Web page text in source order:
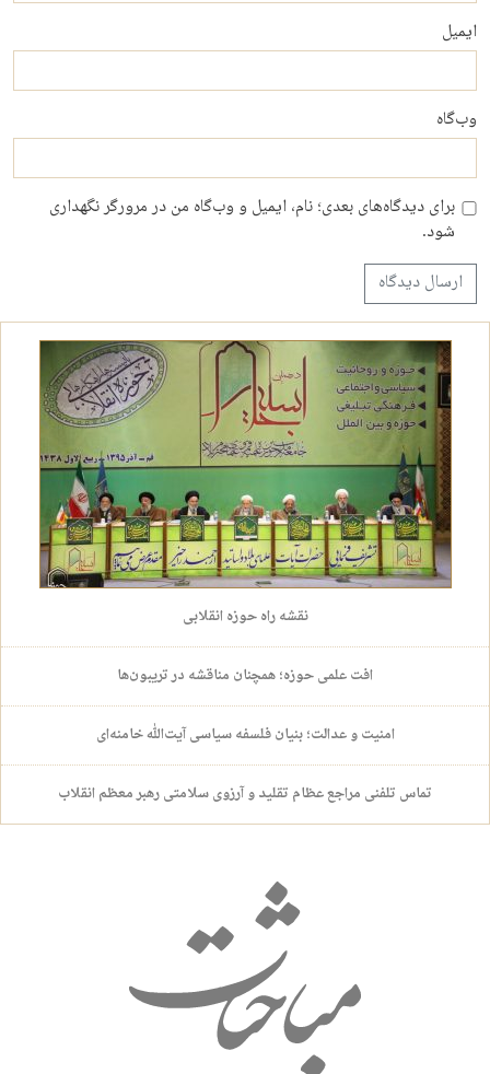
ایمیل
وب‌گاه
برای دیدگاه‌های بعدی؛ نام، ایمیل و وب‌گاه من در مرورگر نگهداری
شود.
نقشه راه حوزه انقلابی
افت علمی حوزه؛ همچنان مناقشه در تریبون‌ها
امنیت و عدالت؛ بنیان فلسفه سیاسی آیت‌الله خامنه‌ای
تماس تلفنی مراجع عظام تقلید و آرزوی سلامتی رهبر معظم انقلاب